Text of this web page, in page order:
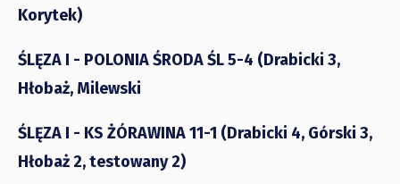
Korytek)
ŚLĘZA I - POLONIA ŚRODA ŚL 5-4 (Drabicki 3,
Hłobaż, Milewski
ŚLĘZA I - KS ŻÓRAWINA 11-1 (Drabicki 4, Górski 3,
Hłobaż 2, testowany 2)